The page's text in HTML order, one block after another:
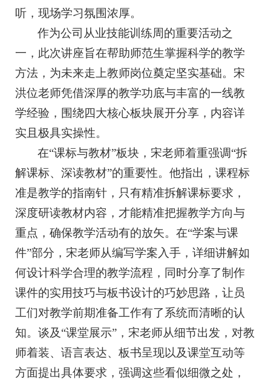
听，现场学习氛围浓厚。
作为公司从业技能训练周的重要活动之
一，此次讲座旨在帮助师范生掌握科学的教学
方法，为未来走上教师岗位奠定坚实基础。宋
洪位老师凭借深厚的教学功底与丰富的一线教
学经验，围绕四大核心板块展开分享，内容详
实且极具实操性。
在“课标与教材”板块，宋老师着重强调“拆
解课标、深读教材”的重要性。他指出，课程标
准是教学的指南针，只有精准拆解课标要求，
深度研读教材内容，才能精准把握教学方向与
重点，确保教学活动有的放矢。在“学案与课
件”部分，宋老师从编写学案入手，详细讲解如
何设计科学合理的教学流程，同时分享了制作
课件的实用技巧与板书设计的巧妙思路，让员
工们对教学前期准备工作有了系统而清晰的认
知。谈及“课堂展示”，宋老师从细节出发，对教
师着装、语言表达、板书呈现以及课堂互动等
方面提出具体要求，强调这些看似细微之处，